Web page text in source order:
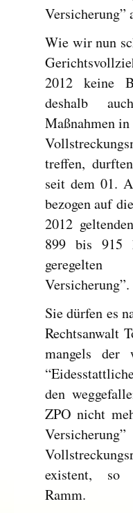
Versicherung”
Wie wir nun
2012 keine
deshalb
Maßnahmen
treffen,
seit dem 01.
bezogen auf
2012
899 bis 915
Versicherung”.
Sie dürfen es
Rechtsanwalt
mangels der
den
ZPO nicht
existent, so
Ramm.